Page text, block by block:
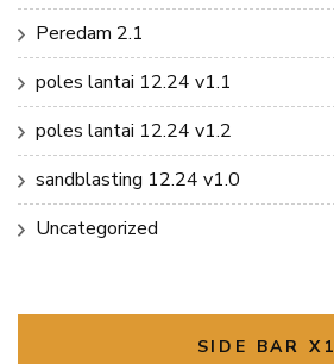
Peredam 2.1
poles lantai 12.24 v1.1
poles lantai 12.24 v1.2
sandblasting 12.24 v1.0
Uncategorized
SIDE BAR X1